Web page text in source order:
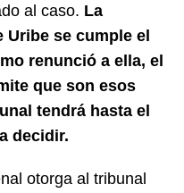
al caso. La
Uribe se cumple el
renunció a ella, el
que son esos
tendrá hasta el
decidir.
otorga al tribunal